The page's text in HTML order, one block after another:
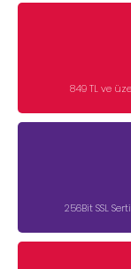
849 TL ve
256Bit SSL